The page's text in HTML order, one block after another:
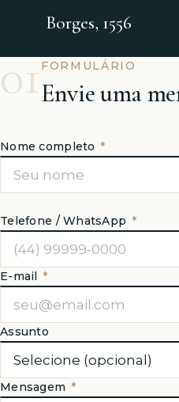
Borges, 1556
01FORMULÁRIO
Envie uma
Nome completo *
Telefone / WhatsApp *
E-mail *
Assunto
Mensagem *